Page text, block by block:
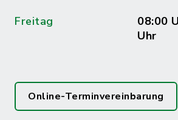
Freitag
08:00
Uhr
Online-Terminvereinbarung